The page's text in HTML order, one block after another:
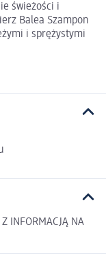
świeżości i
Balea Szampon
i sprężystymi
INFORMACJĄ NA